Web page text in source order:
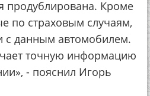
продублирована. Кроме
по страховым случаям,
с данным автомобилем.
точную информацию
- пояснил Игорь